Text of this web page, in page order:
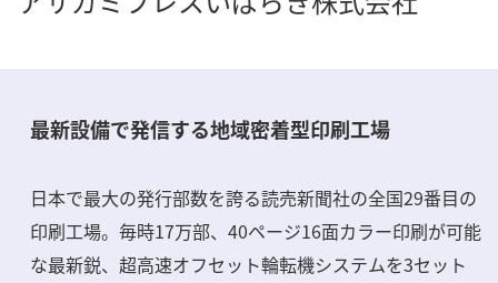
最新設備で発信する地域密着型印刷工場
日本で最大の発行部数を誇る読売新聞社の全国29番目の
印刷工場。毎時17万部、40ページ16面カラー印刷が可能
な最新鋭、超高速オフセット輪転機システムを3セット